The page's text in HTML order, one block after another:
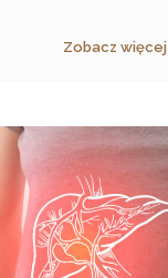
Zobacz więcej